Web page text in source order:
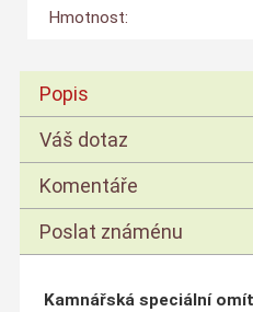
Hmotnost:
Popis
Váš dotaz
Komentáře
Poslat známénu
Kamnářská speciální